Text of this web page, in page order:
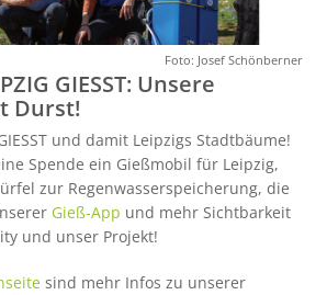
Foto: Josef Schönberner
GIESST: Unsere
Durst!
und damit Leipzigs Stadtbäume!
Spende ein Gießmobil für Leipzig,
zur Regenwasserspeicherung, die
Gieß-App und mehr Sichtbarkeit
und unser Projekt!
sind mehr Infos zu unserer